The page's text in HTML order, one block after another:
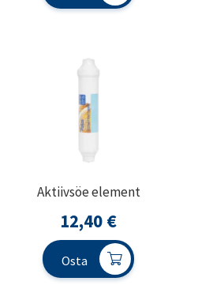
Aktiivsöe element
12,40 €
Osta